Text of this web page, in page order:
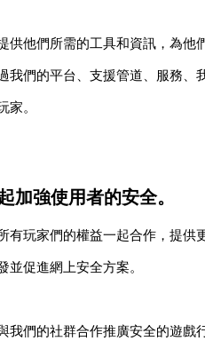
他們所需的工具和資訊，為他
們的平台、支援管道、服務、
。
強使用者的安全。
玩家們的權益一起合作，提供
促進網上安全方案。
們的社群合作推廣安全的遊戲